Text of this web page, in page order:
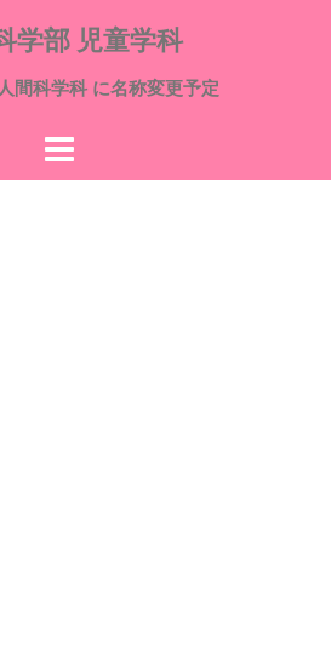
学部 児童学科
間科学科 に名称変更予定